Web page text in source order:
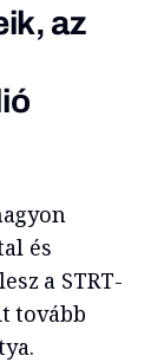
az
és
a STRT-
tovább